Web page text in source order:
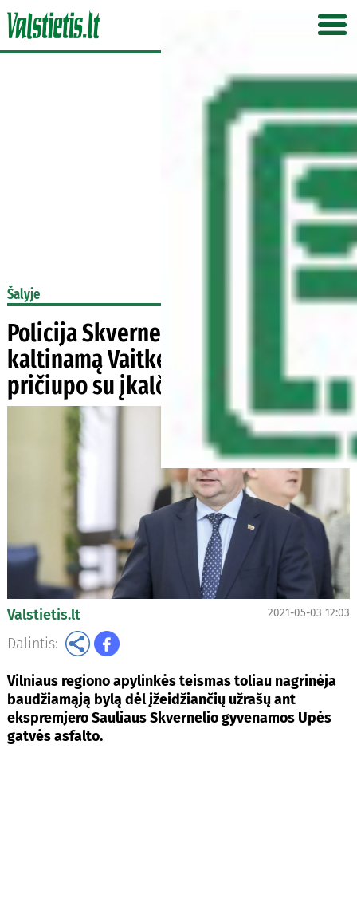
Šalyje
Policija Skvernelio gatvę apipaišius
kaltinamą Vaitkevičių įvykio vietoje
pričiupo su įkalčiais: „Dažai jūsų?“
Valstietis.lt 2021-05-03 12:03
Dalintis:
Vilniaus regiono apylinkės teismas toliau nagrinėja
baudžiamąją bylą dėl įžeidžiančių užrašų ant
ekspremjero Sauliaus Skvernelio gyvenamos Upės
gatvės asfalto.